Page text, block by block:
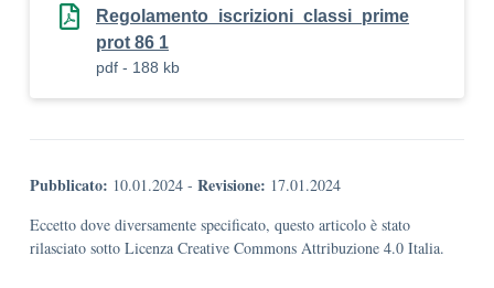
Regolamento_iscrizioni_classi_prime
prot 86 1
pdf - 188 kb
Pubblicato: 10.01.2024 - Revisione: 17.01.2024
Eccetto dove diversamente specificato, questo articolo è stato
rilasciato sotto Licenza Creative Commons Attribuzione 4.0 Italia.